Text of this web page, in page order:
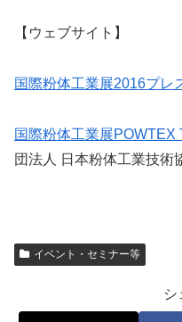
【ウェブサイト】
国際粉体工業展2016プレ
国際粉体工業展
団法人 日本粉体工業技術
イベント・セミナー等
シ